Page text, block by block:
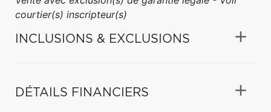
courtier(s) inscripteur(s)
INCLUSIONS & EXCLUSIONS
DÉTAILS FINANCIERS